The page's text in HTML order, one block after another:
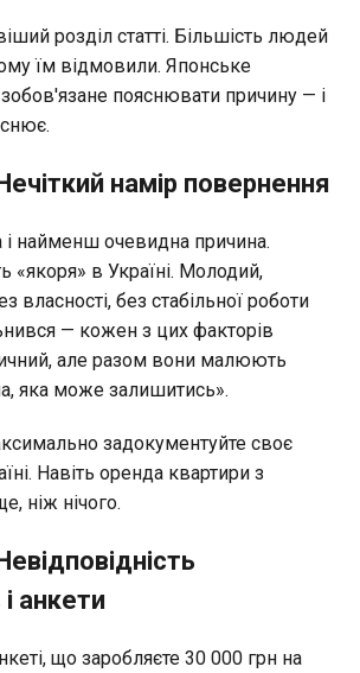
розділ статті. Більшість людей
їм відмовили. Японське
пояснювати причину — і
намір повернення
найменш очевидна причина.
«якоря» в Україні. Молодий,
власності, без стабільної роботи
— кожен з цих факторів
але разом вони малюють
яка може залишитись».
задокументуйте своє
Навіть оренда квартири з
ніж нічого.
анкети
що заробляєте 30 000 грн на